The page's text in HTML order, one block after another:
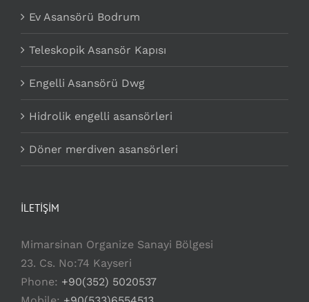
Ev Asansörü Bodrum
Teleskopik Asansör Kapısı
Engelli Asansörü Dwg
Hidrolik engelli asansörleri
Döner merdiven asansörleri
İLETİŞİM
Mimarsinan Organize Sanayi Bölgesi
23. Cs. No:74 Kayseri
Phone: +90(352) 5020537